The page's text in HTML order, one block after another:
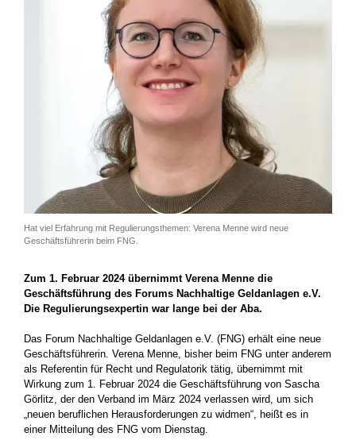
Hat viel Erfahrung mit Regulierungsthemen: Verena Menne wird neue
Geschäftsführerin beim FNG.
Zum 1. Februar 2024 übernimmt Verena Menne die
Geschäftsführung des Forums Nachhaltige Geldanlagen e.V.
Die Regulierungsexpertin war lange bei der Aba.
Das Forum Nachhaltige Geldanlagen e.V. (FNG) erhält eine neue
Geschäftsführerin. Verena Menne, bisher beim FNG unter anderem
als Referentin für Recht und Regulatorik tätig, übernimmt mit
Wirkung zum 1. Februar 2024 die Geschäftsführung von Sascha
Görlitz, der den Verband im März 2024 verlassen wird, um sich
„neuen beruflichen Herausforderungen zu widmen“, heißt es in
einer Mitteilung des FNG vom Dienstag.